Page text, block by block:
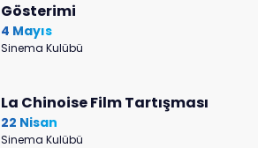
Gösterimi
4 Mayıs
Sinema Kulübü
La Chinoise Film Tartışması
22 Nisan
Sinema Kulübü